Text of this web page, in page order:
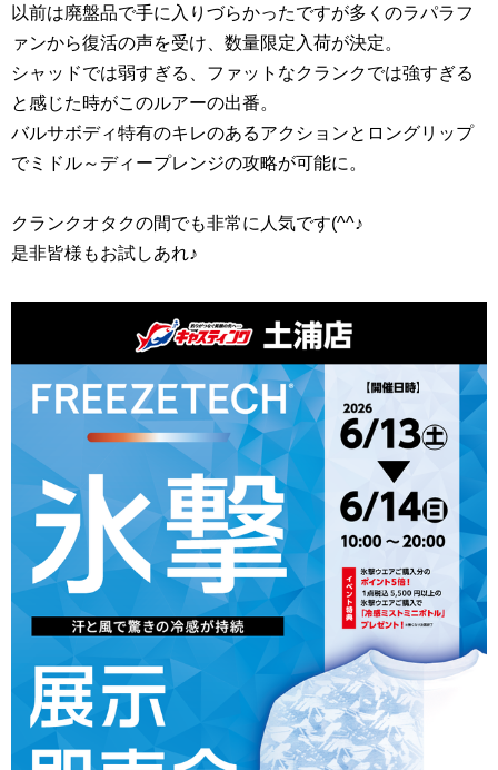
以前は廃盤品で手に入りづらかったですが多くのラパラフ
ァンから復活の声を受け、数量限定入荷が決定。
シャッドでは弱すぎる、ファットなクランクでは強すぎる
と感じた時がこのルアーの出番。
バルサボディ特有のキレのあるアクションとロングリップ
でミドル～ディープレンジの攻略が可能に。
クランクオタクの間でも非常に人気です(^^♪
是非皆様もお試しあれ♪